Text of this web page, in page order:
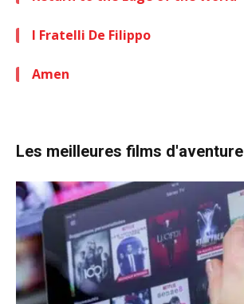
I Fratelli De Filippo
Amen
Les meilleures films d'aventure